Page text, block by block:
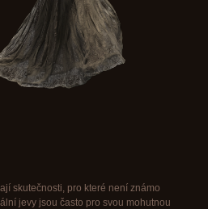
skutečnosti, pro které není známo
jevy jsou často pro svou mohutnou